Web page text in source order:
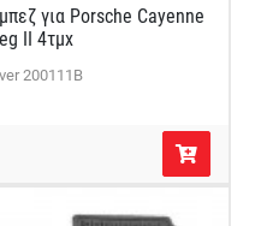
για Porsche Cayenne
II 4τμχ
200111B